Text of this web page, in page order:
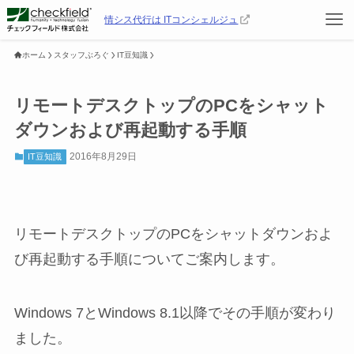
情シス代行は ITコンシェルジュ
ホーム スタッフぶろぐ IT豆知識
リモートデスクトップのPCをシャット
ダウンおよび再起動する手順
IT豆知識 2016年8月29日
リモートデスクトップのPCをシャットダウンおよ
び再起動する手順についてご案内します。
Windows 7とWindows 8.1以降でその手順が変わり
ました。